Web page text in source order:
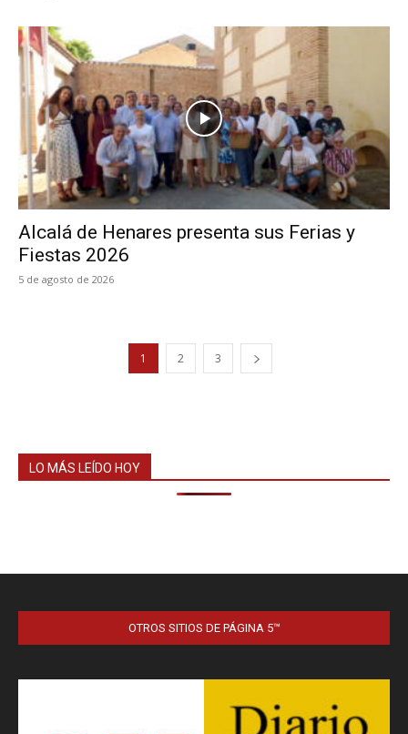
Alcalá de Henares presenta sus Ferias y
Fiestas 2026
5 de agosto de 2026
1 2 3
LO MÁS LEÍDO HOY
OTROS SITIOS DE PÁGINA 5™